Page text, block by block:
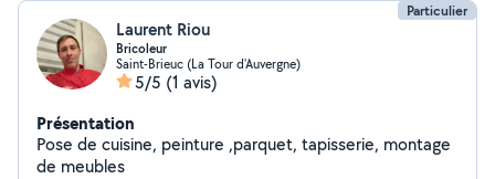
Particulier
Laurent Riou
Bricoleur
Saint-Brieuc (La Tour d'Auvergne)
5/5 (1 avis)
Présentation
Pose de cuisine, peinture ,parquet, tapisserie, montage
de meubles